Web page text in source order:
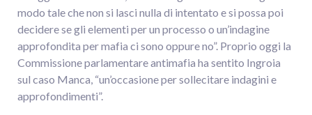
modo tale che non si lasci nulla di intentato e si possa poi
decidere se gli elementi per un processo o un’indagine
approfondita per mafia ci sono oppure no”. Proprio oggi la
Commissione parlamentare antimafia ha sentito Ingroia
sul caso Manca, “un’occasione per sollecitare indagini e
approfondimenti”.